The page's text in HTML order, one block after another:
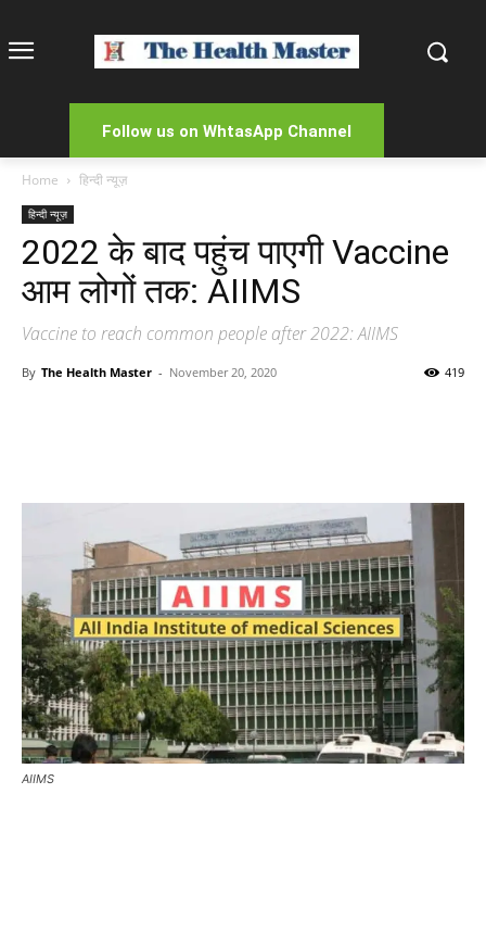
Follow us on WhtasApp Channel
Home हिन्दी न्यूज़
हिन्दी न्यूज़
2022 के बाद पहुंच पाएगी Vaccine
आम लोगों तक: AIIMS
Vaccine to reach common people after 2022: AIIMS
By The Health Master - November 20, 2020 419
AIIMS